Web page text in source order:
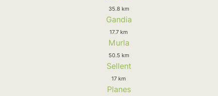
35.8 km
Gandia
17.7 km
Murla
50.5 km
Sellent
17 km
Planes